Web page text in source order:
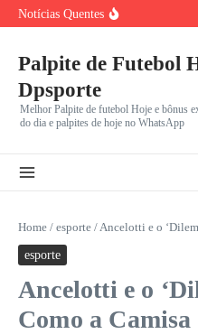
Ir para o conteúdo
Notícias Quentes
Herói da Copa
Palpite de Futebol
Dpsporte
Melhor Palpite de futebol Hoje e bônus
do dia e palpites de hoje no WhatsApp
Home / esporte /Ancelotti e o
esporte
Ancelotti e o
Como a Camisa